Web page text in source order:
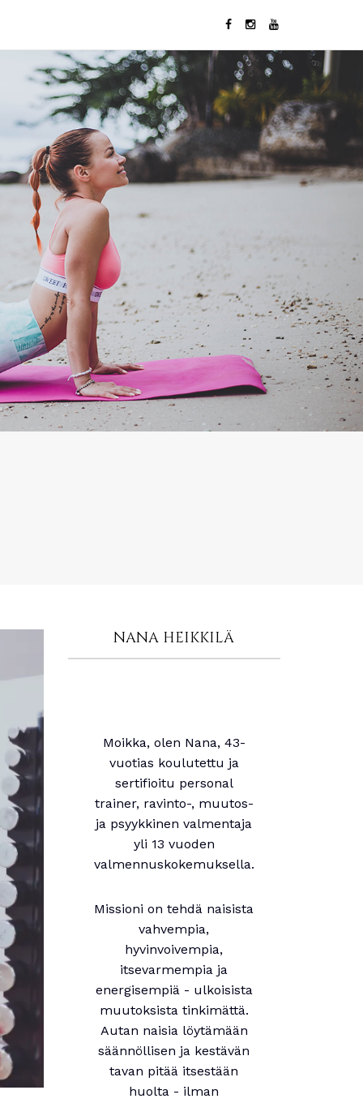
NANA HEIKKILÄ
Moikka, olen Nana, 43-
vuotias koulutettu ja
sertifioitu personal
trainer, ravinto-, muutos-
ja psyykkinen valmentaja
yli 13 vuoden
valmennuskokemuksella.
Missioni on tehdä naisista
vahvempia,
hyvinvoivempia,
itsevarmempia ja
energisempiä - ulkoisista
muutoksista tinkimättä.
Autan naisia löytämään
säännöllisen ja kestävän
tavan pitää itsestään
huolta - ilman